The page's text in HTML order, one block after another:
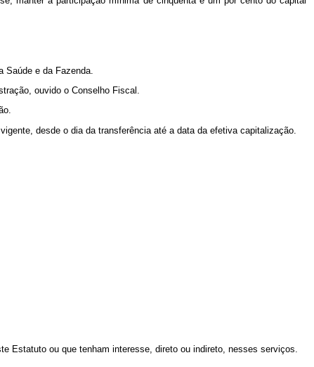
e da Fazenda.
ouvido o Conselho Fiscal.
desde o dia da transferência até a data da efetiva capitalização.
Estatuto ou que tenham interesse, direto ou indireto, nesses serviços.